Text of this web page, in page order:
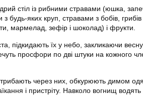
стіл із рибними стравами (юшка,
яких круп, стравами з бобів, грибів
мармелад, зефір і шоколад) і фрукти.
підкидають їх у небо, закликаючи
просфори по дві штуки на кожного
через них, обкурюють димом
і пристріту. Навколо вогнищ